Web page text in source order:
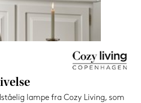
lampe fra Cozy Living, som